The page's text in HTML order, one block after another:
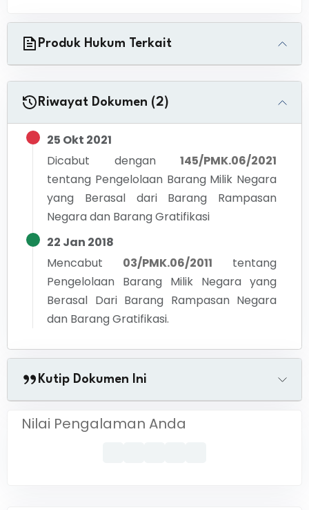
Produk Hukum Terkait
Riwayat Dokumen (2)
25 Okt 2021
Dicabut dengan
145/PMK.06/2021
tentang Pengelolaan Barang Milik Negara
yang Berasal dari Barang Rampasan
Negara dan Barang Gratifikasi
22 Jan 2018
Mencabut
03/PMK.06/2011
tentang
Pengelolaan Barang Milik Negara yang
Berasal Dari Barang Rampasan Negara
dan Barang Gratifikasi.
Kutip Dokumen Ini
Nilai Pengalaman Anda